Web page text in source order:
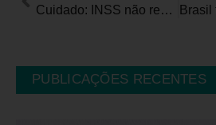
Cuidado: INSS não recebe documentos por e-mail
PUBLICAÇÕES RECENTES